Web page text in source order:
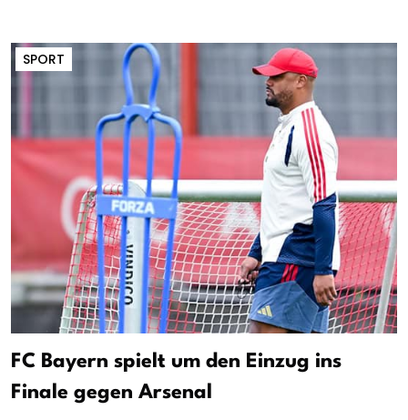
SPORT
FC Bayern spielt um den Einzug ins
Finale gegen Arsenal